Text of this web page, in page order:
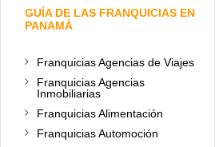
GUÍA DE LAS FRANQUICIAS EN
PANAMÁ
Franquicias Agencias de Viajes
Franquicias Agencias
Inmobiliarias
Franquicias Alimentación
Franquicias Automoción